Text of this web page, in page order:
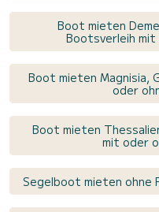
Boot mieten
Bootsverleih mit
Boot mieten Magnisia,
oder
Boot mieten
mit oder
Segelboot mieten ohne